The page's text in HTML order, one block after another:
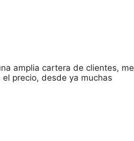
amplia cartera de clientes, me
precio, desde ya muchas